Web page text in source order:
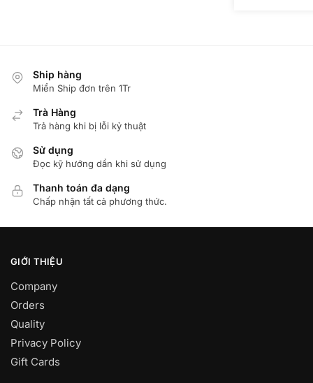
Ship hàng
Miển Ship đơn trên 1Tr
Trà Hàng
Trả hàng khi bị lỗi kỷ thuật
Sử dụng
Đọc kỹ hướng dẩn khi sử dụng
Thanh toán đa dạng
Chấp nhận tất cả phương thức.
GIỚI THIỆU
Company
Orders
Quality
Privacy Policy
Gift Cards